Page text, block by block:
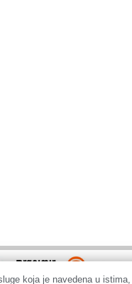
koja je navedena u